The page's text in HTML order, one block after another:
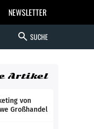
NEWSLETTER
search SUCHE
Artikel
von
Großhandel